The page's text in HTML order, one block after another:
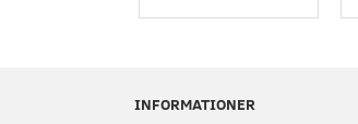
INFORMATIONER